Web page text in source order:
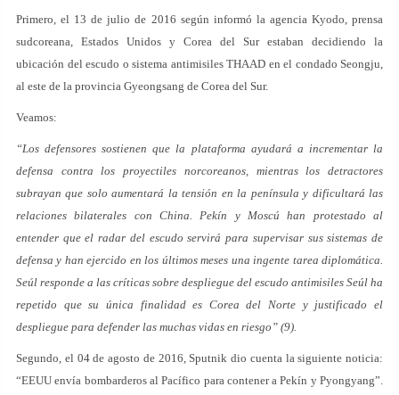
Primero, el 13 de julio de 2016 según informó la agencia Kyodo, prensa
sudcoreana, Estados Unidos y Corea del Sur estaban decidiendo la
ubicación del escudo o sistema antimisiles THAAD en el condado Seongju,
al este de la provincia Gyeongsang de Corea del Sur.
Veamos:
“Los defensores sostienen que la plataforma ayudará a incrementar la
defensa contra los proyectiles norcoreanos, mientras los detractores
subrayan que solo aumentará la tensión en la península y dificultará las
relaciones bilaterales con China. Pekín y Moscú han protestado al
entender que el radar del escudo servirá para supervisar sus sistemas de
defensa y han ejercido en los últimos meses una ingente tarea diplomática.
Seúl responde a las críticas sobre despliegue del escudo antimisiles Seúl ha
repetido que su única finalidad es Corea del Norte y justificado el
despliegue para defender las muchas vidas en riesgo” (9).
Segundo, el 04 de agosto de 2016, Sputnik dio cuenta la siguiente noticia:
“EEUU envía bombarderos al Pacífico para contener a Pekín y Pyongyang”.